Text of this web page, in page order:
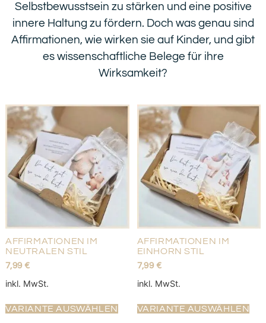
Zwei Eltern-Kind Yoga Würfel
2,99€
+ HINZUFÜGEN
WOCHENPLANER FÜR KINDER DINOSAURIER
4,99€
+ HINZUFÜGEN
Wochenplaner für Kinder - Physisch - Dino
8,99€
+ HINZUFÜGEN
Selbstbewusstsein zu stärken und eine positive
innere Haltung zu fördern. Doch was genau sind
Affirmationen, wie wirken sie auf Kinder, und gibt
es wissenschaftliche Belege für ihre
Wirksamkeit?
AFFIRMATIONEN IM
NEUTRALEN STIL
7,99 €
inkl. MwSt.
VARIANTE AUSWÄHLEN
AFFIRMATIONEN IM
EINHORN STIL
7,99 €
inkl. MwSt.
VARIANTE AUSWÄHLEN